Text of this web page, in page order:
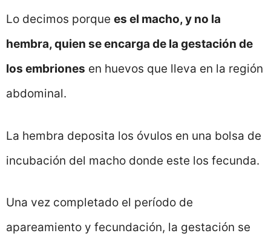
Lo decimos porque es el macho, y no la
hembra, quien se encarga de la gestación de
los embriones en huevos que lleva en la región
abdominal.
La hembra deposita los óvulos en una bolsa de
incubación del macho donde este los fecunda.
Una vez completado el período de
apareamiento y fecundación, la gestación se